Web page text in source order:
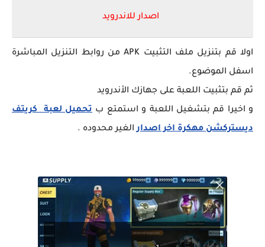
اصدار للاندرويد
اولا قم بتنزيل ملف التثبيت APK من روابط التنزيل المباشرة
اسفل الموضوع.
ثم قم بتثبيت اللعبة على جهازك الأندرويد
و اخيرا قم بتشغيل اللعبة و استمتع ب تحميل لعبة كريتف
ديستركشن مهكرة اخر اصدار الغير محدوده .